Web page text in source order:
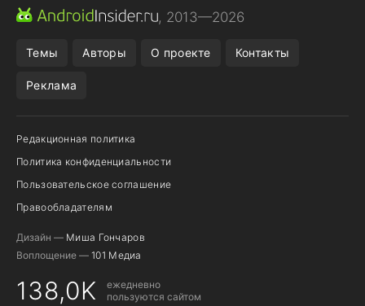
CHROME БРАУЗЕР
, 2013—2026
Темы Авторы О проекте Контакты
Реклама
Редакционная политика
Политика конфиденциальности
Пользовательское соглашение
Правообладателям
Дизайн — Миша Гончаров
Воплощение — 101 Медиа
138,0K
ежедневно
пользуются сайтом